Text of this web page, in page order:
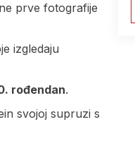
prve fotografije
izgledaju
rođendan.
svojoj supruzi s